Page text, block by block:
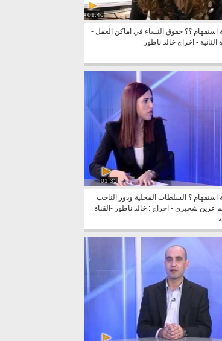
01:46
استفهام ؟؟ حقوق النساء في اماكن العمل -
الثانية - اخراج خالد ناطور
01:35
استفهام ؟ السلطات المحلية ودور الناخب
عرين شحبري - اخراج : خالد ناطور -القناة